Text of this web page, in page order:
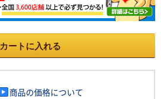
カートに入れる
商品の価格について